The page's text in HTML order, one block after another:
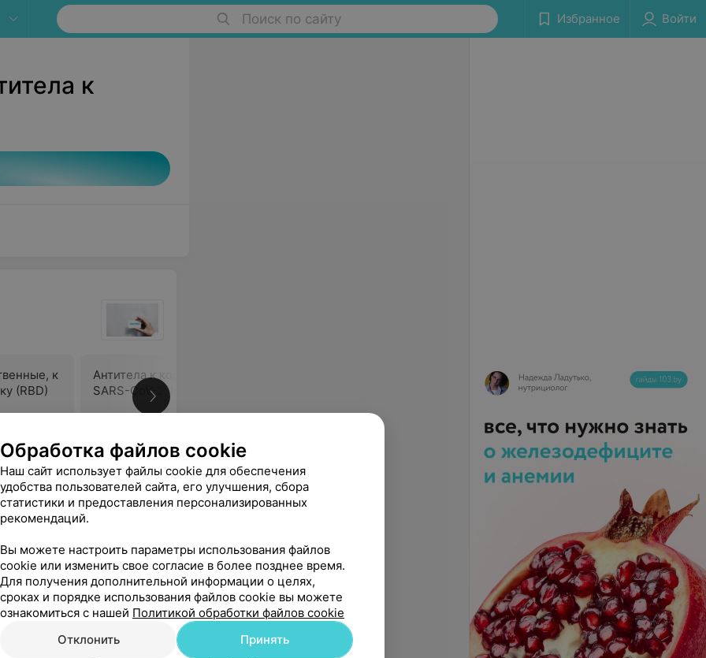
Поиск по сайту Избранное Войти
к
к
(RBD)
Антитела к коронавирусу
SARS-CoV-2, IgM
если сравнивать с другими подобными учреждениями в которых мне приходилось бывать это Лучшее. По мере надобности буду ходить только сюда. Еще
Обработка файлов cookie
Наш сайт использует файлы cookie для обеспечения
удобства пользователей сайта, его улучшения, сбора
статистики и предоставления персонализированных
рекомендаций.
Вы можете настроить параметры использования файлов
cookie или изменить свое согласие в более позднее время.
Для получения дополнительной информации о целях,
сроках и порядке использования файлов cookie вы можете
ознакомиться с нашей Политикой обработки файлов cookie
Отклонить
Принять